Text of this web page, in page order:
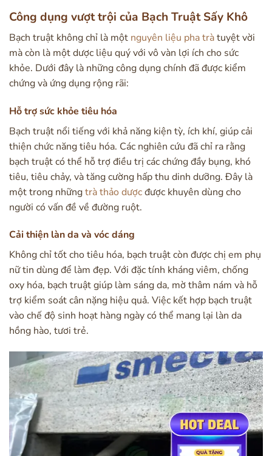
Công dụng vượt trội của Bạch Truật Sấy Khô
Bạch truật không chỉ là một nguyên liệu pha tràtuyệt vời
mà còn là một dược liệu quý với vô vàn lợi ích cho sức
khỏe. Dưới đây là những công dụng chính đã được kiểm
chứng và ứng dụng rộng rãi:
Hỗ trợ sức khỏe tiêu hóa
Bạch truật nổi tiếng với khả năng kiện tỳ, ích khí, giúp cải
thiện chức năng tiêu hóa. Các nghiên cứu đã chỉ ra rằng
bạch truật có thể hỗ trợ điều trị các chứng đầy bụng, khó
tiêu, tiêu chảy, và tăng cường hấp thu dinh dưỡng. Đây là
một trong nhữngtrà thảo dượcđược khuyên dùng cho
người có vấn đề về đường ruột.
Cải thiện làn da và vóc dáng
Không chỉ tốt cho tiêu hóa, bạch truật còn được chị em phụ
nữ tin dùng để làm đẹp. Với đặc tính kháng viêm, chống
oxy hóa, bạch truật giúp làm sáng da, mờ thâm nám và hỗ
trợ kiểm soát cân nặng hiệu quả. Việc kết hợp bạch truật
vào chế độ sinh hoạt hàng ngày có thể mang lại làn da
hồng hào, tươi trẻ.